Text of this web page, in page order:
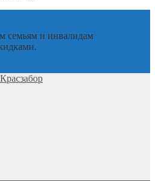
семьям и инвалидам